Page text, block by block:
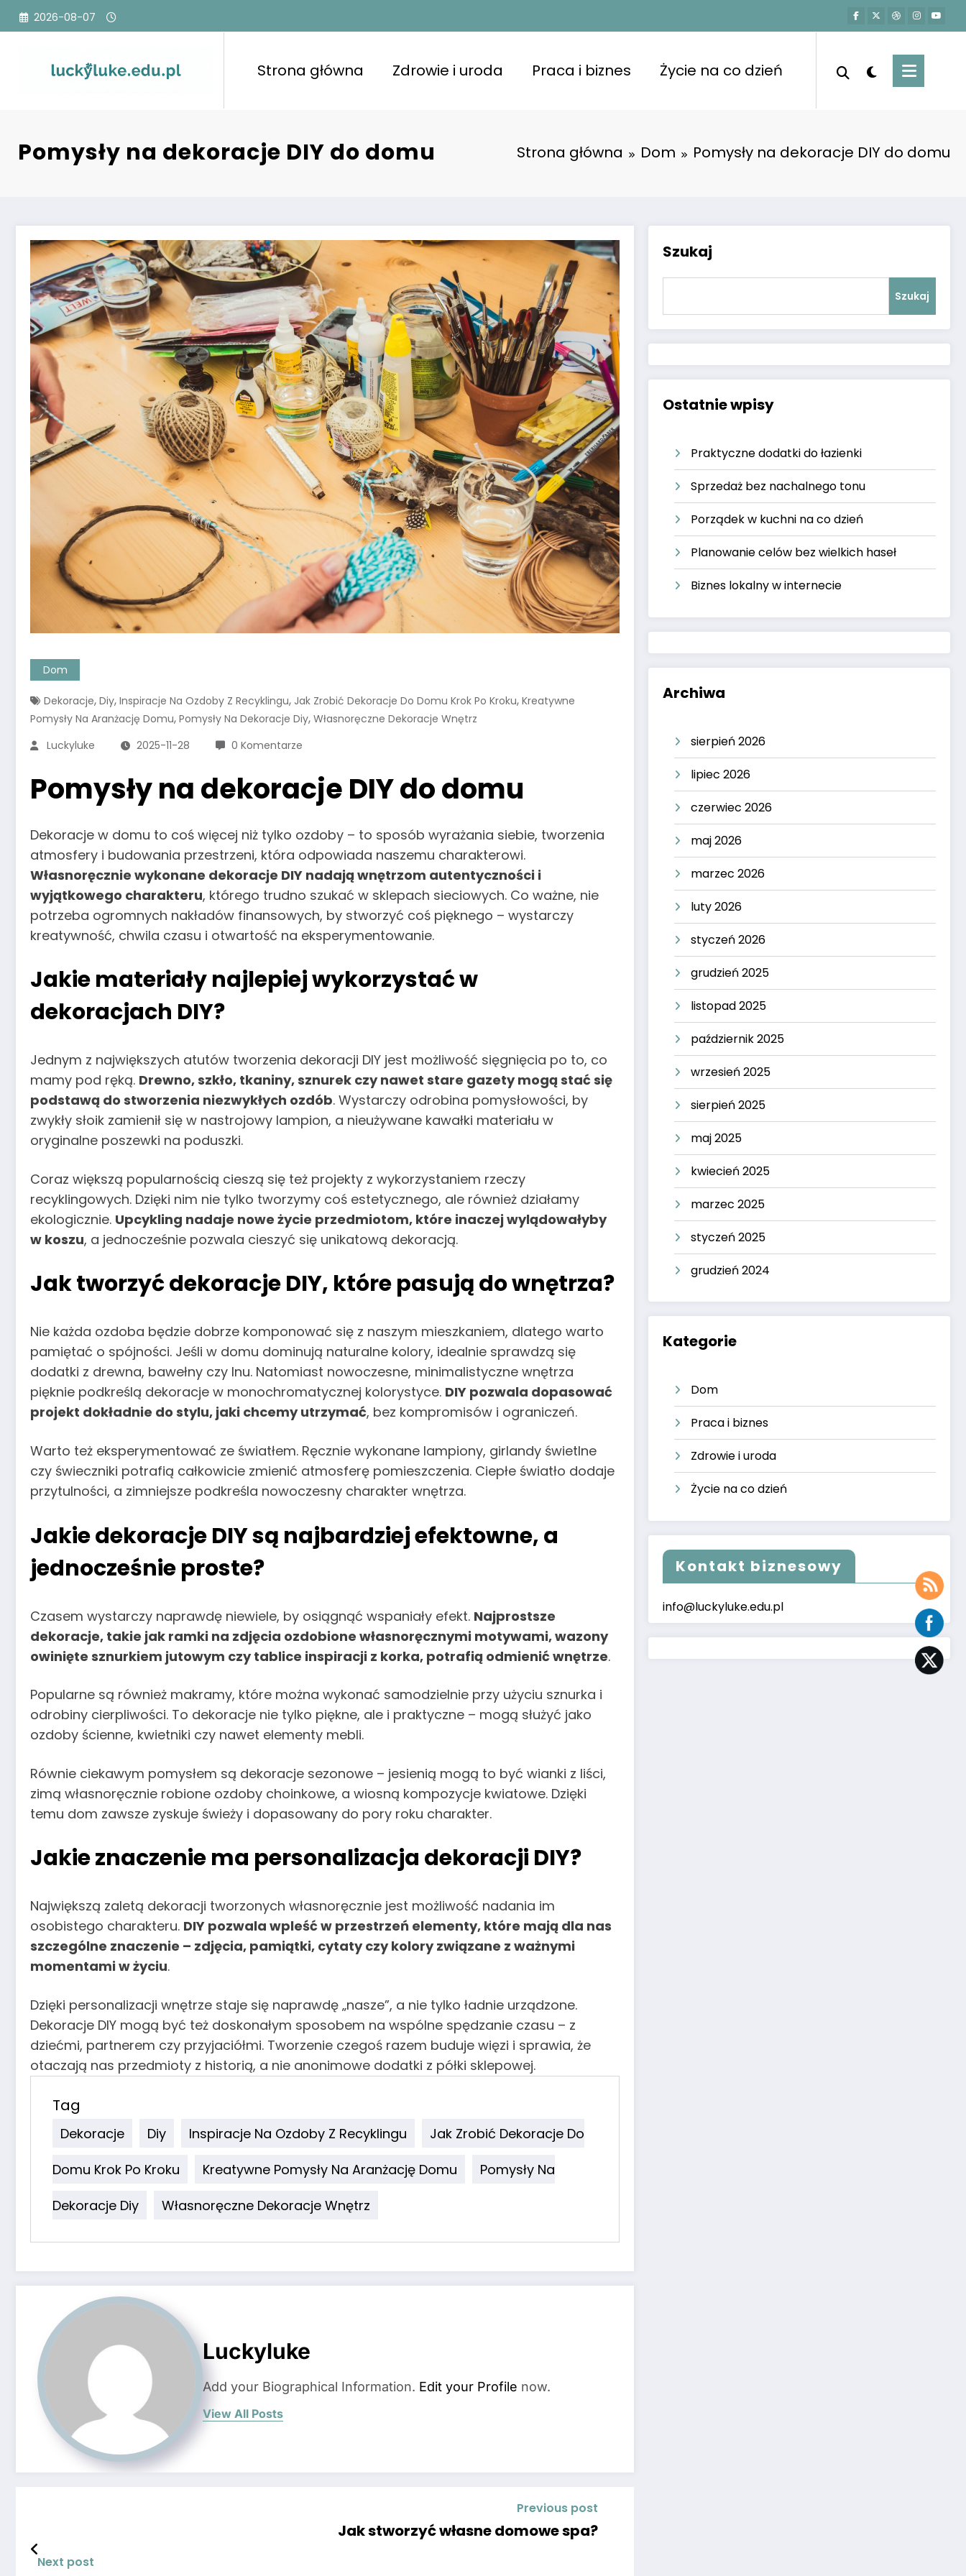
Przejdź
2026-08-07
Strona główna Zdrowie i uroda Praca i biznes Życie na co dzień
Pomysły na dekoracje DIY do domu Strona główna Dom Pomysły na dekoracje DIY do domu
Dom
Dekoracje, Diy, Inspiracje Na Ozdoby Z Recyklingu, Jak Zrobić Dekoracje Do Domu Krok Po Kroku, Kreatywne
Pomysły Na Aranżację Domu, Pomysły Na Dekoracje Diy, Własnoręczne Dekoracje Wnętrz
Luckyluke
2025-11-28 0 Komentarze
Pomysły na dekoracje DIY do domu
Dekoracje w domu to coś więcej niż tylko ozdoby – to sposób wyrażania siebie, tworzenia
atmosfery i budowania przestrzeni, która odpowiada naszemu charakterowi.
Własnoręcznie wykonane dekoracje DIY nadają wnętrzom autentyczności i
wyjątkowego charakteru, którego trudno szukać w sklepach sieciowych. Co ważne, nie
potrzeba ogromnych nakładów finansowych, by stworzyć coś pięknego – wystarczy
kreatywność, chwila czasu i otwartość na eksperymentowanie.
Jakie materiały najlepiej wykorzystać w
dekoracjach DIY?
Jednym z największych atutów tworzenia dekoracji DIY jest możliwość sięgnięcia po to, co
mamy pod ręką. Drewno, szkło, tkaniny, sznurek czy nawet stare gazety mogą stać się
podstawą do stworzenia niezwykłych ozdób. Wystarczy odrobina pomysłowości, by
zwykły słoik zamienił się w nastrojowy lampion, a nieużywane kawałki materiału w
oryginalne poszewki na poduszki.
Coraz większą popularnością cieszą się też projekty z wykorzystaniem rzeczy
recyklingowych. Dzięki nim nie tylko tworzymy coś estetycznego, ale również działamy
ekologicznie. Upcykling nadaje nowe życie przedmiotom, które inaczej wylądowałyby
w koszu, a jednocześnie pozwala cieszyć się unikatową dekoracją.
Jak tworzyć dekoracje DIY, które pasują do wnętrza?
Nie każda ozdoba będzie dobrze komponować się z naszym mieszkaniem, dlatego warto
pamiętać o spójności. Jeśli w domu dominują naturalne kolory, idealnie sprawdzą się
dodatki z drewna, bawełny czy lnu. Natomiast nowoczesne, minimalistyczne wnętrza
pięknie podkreślą dekoracje w monochromatycznej kolorystyce. DIY pozwala dopasować
projekt dokładnie do stylu, jaki chcemy utrzymać, bez kompromisów i ograniczeń.
Warto też eksperymentować ze światłem. Ręcznie wykonane lampiony, girlandy świetlne
czy świeczniki potrafią całkowicie zmienić atmosferę pomieszczenia. Ciepłe światło dodaje
przytulności, a zimniejsze podkreśla nowoczesny charakter wnętrza.
Jakie dekoracje DIY są najbardziej efektowne, a
jednocześnie proste?
Czasem wystarczy naprawdę niewiele, by osiągnąć wspaniały efekt. Najprostsze
dekoracje, takie jak ramki na zdjęcia ozdobione własnoręcznymi motywami, wazony
owinięte sznurkiem jutowym czy tablice inspiracji z korka, potrafią odmienić wnętrze.
Popularne są również makramy, które można wykonać samodzielnie przy użyciu sznurka i
odrobiny cierpliwości. To dekoracje nie tylko piękne, ale i praktyczne – mogą służyć jako
ozdoby ścienne, kwietniki czy nawet elementy mebli.
Równie ciekawym pomysłem są dekoracje sezonowe – jesienią mogą to być wianki z liści,
zimą własnoręcznie robione ozdoby choinkowe, a wiosną kompozycje kwiatowe. Dzięki
temu dom zawsze zyskuje świeży i dopasowany do pory roku charakter.
Jakie znaczenie ma personalizacja dekoracji DIY?
Największą zaletą dekoracji tworzonych własnoręcznie jest możliwość nadania im
osobistego charakteru. DIY pozwala wpleść w przestrzeń elementy, które mają dla nas
szczególne znaczenie – zdjęcia, pamiątki, cytaty czy kolory związane z ważnymi
momentami w życiu.
Dzięki personalizacji wnętrze staje się naprawdę „nasze”, a nie tylko ładnie urządzone.
Dekoracje DIY mogą być też doskonałym sposobem na wspólne spędzanie czasu – z
dziećmi, partnerem czy przyjaciółmi. Tworzenie czegoś razem buduje więzi i sprawia, że
otaczają nas przedmioty z historią, a nie anonimowe dodatki z półki sklepowej.
Tag
Dekoracje Diy Inspiracje Na Ozdoby Z Recyklingu
Jak Zrobić Dekoracje Do
Domu Krok Po Kroku
Kreatywne Pomysły Na Aranżację Domu
Pomysły Na
Dekoracje Diy
Własnoręczne Dekoracje Wnętrz
Luckyluke
Add your Biographical Information. Edit your Profile now.
View All Posts
Previous post
Jak stworzyć własne domowe spa?
Next post
Szukaj
Szukaj
Ostatnie wpisy
Praktyczne dodatki do łazienki
Sprzedaż bez nachalnego tonu
Porządek w kuchni na co dzień
Planowanie celów bez wielkich haseł
Biznes lokalny w internecie
Archiwa
sierpień 2026
lipiec 2026
czerwiec 2026
maj 2026
marzec 2026
luty 2026
styczeń 2026
grudzień 2025
listopad 2025
październik 2025
wrzesień 2025
sierpień 2025
maj 2025
kwiecień 2025
marzec 2025
styczeń 2025
grudzień 2024
Kategorie
Dom
Praca i biznes
Zdrowie i uroda
Życie na co dzień
Kontakt biznesowy
info@luckyluke.edu.pl